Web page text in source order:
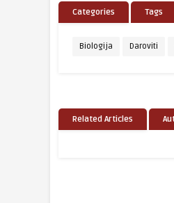
Categories Tags
Biologija Daroviti
Related Articles